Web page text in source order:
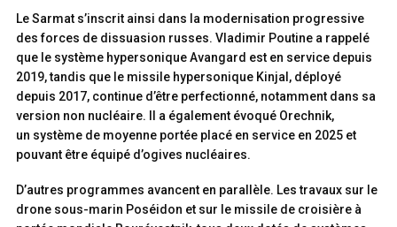
Le Sarmat s’inscrit ainsi dans la modernisation progressive
des forces de dissuasion russes. Vladimir Poutine a rappelé
que le système hypersonique Avangard est en service depuis
2019, tandis que le missile hypersonique Kinjal, déployé
depuis 2017, continue d’être perfectionné, notamment dans sa
version non nucléaire. Il a également évoqué Orechnik,
un système de moyenne portée placé en service en 2025 et
pouvant être équipé d’ogives nucléaires.
D’autres programmes avancent en parallèle. Les travaux sur le
drone sous-marin Poséidon et sur le missile de croisière à